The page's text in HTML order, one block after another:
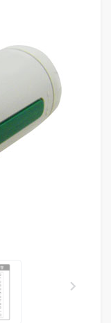
keyboard_arrow_right